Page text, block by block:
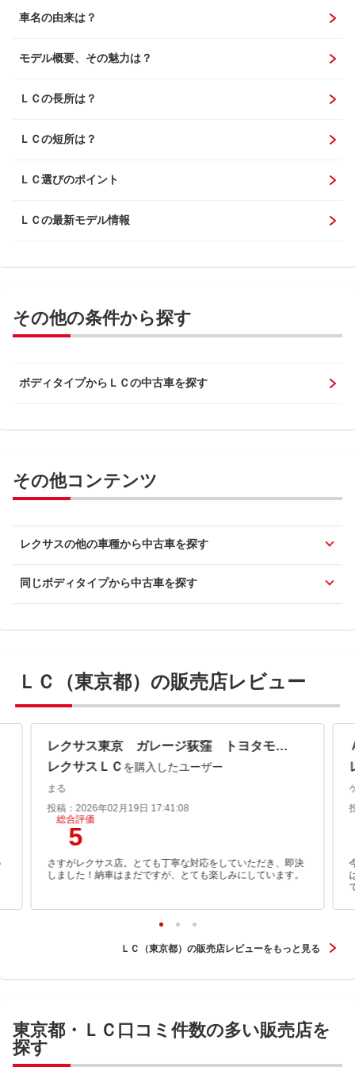
車名の由来は？
モデル概要、その魅力は？
ＬＣの長所は？
ＬＣの短所は？
ＬＣ選びのポイント
ＬＣの最新モデル情報
その他の条件から探す
ボディタイプからＬＣの中古車を探す
その他コンテンツ
レクサスの他の車種から中古車を探す
同じボディタイプから中古車を探す
ＬＣ（東京都）の販売店レビュー
レクサス東京 ガレージ荻窪 トヨタモビリティ東京（株）
レクサスＬＣ を購入したユーザー
まる
投稿：2026年02月19日 17:41:08
総合評価
5
さすがレクサス店。とても丁寧な対応をしていただき、即決
しました！納車はまだですが、とても楽しみにしています。
ＬＣ（東京都）の販売店レビューをもっと見る
東京都・ＬＣ口コミ件数の多い販売店を
探す